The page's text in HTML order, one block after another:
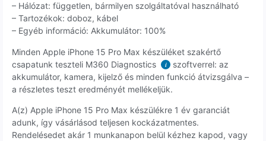
– Hálózat: független, bármilyen szolgáltatóval használható
– Tartozékok: doboz, kábel
– Egyéb információ: Akkumulátor: 100%
Minden Apple iPhone 15 Pro Max készüléket szakértő
csapatunk teszteli M360 Diagnostics
i
szoftverrel: az
akkumulátor, kamera, kijelző és minden funkció átvizsgálva –
a részletes teszt eredményét mellékeljük.
A(z) Apple iPhone 15 Pro Max készülékre 1 év garanciát
adunk, így vásárlásod teljesen kockázatmentes.
Rendelésedet akár 1 munkanapon belül kézhez kapod, vagy